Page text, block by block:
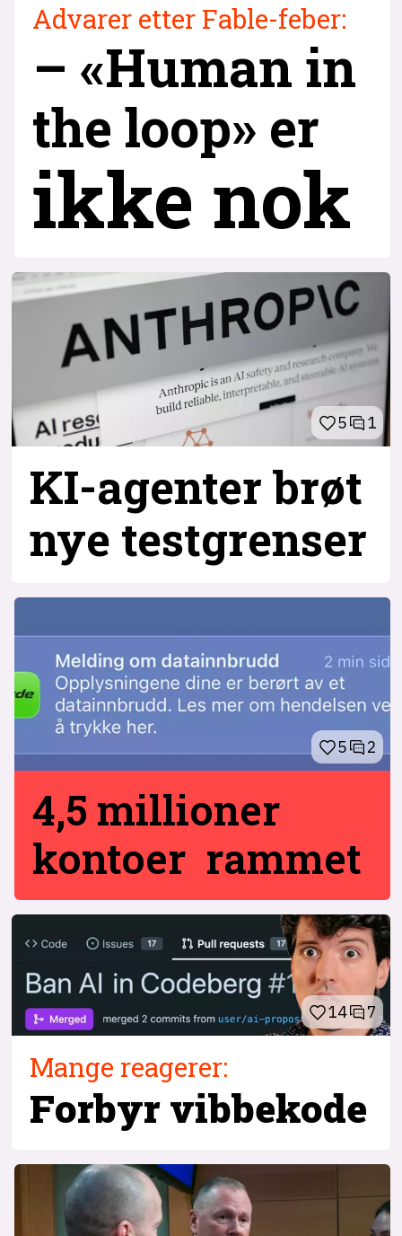
Advarer etter Fable-feber:
– «Human in
the loop» er
ikke nok
5 1
KI-agenter brøt
nye testgrenser
5 2
4,5 millioner
kontoer rammet
14 7
Mange reagerer:
Forbyr vibbekode